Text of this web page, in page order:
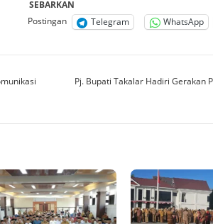
SEBARKAN
Postingan
Telegram WhatsApp
Pj. Bupati Takalar Hadiri Gerakan